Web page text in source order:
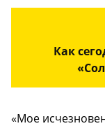
Как
«Мое